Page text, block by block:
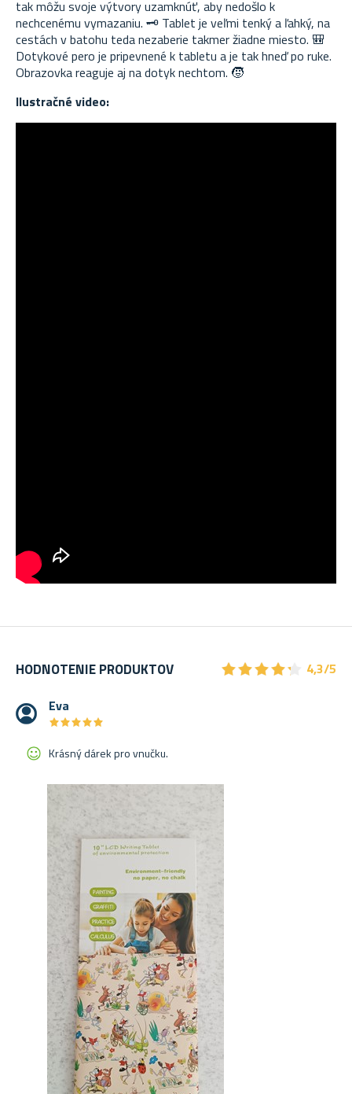
tak môžu svoje výtvory uzamknúť, aby nedošlo k
nechcenému vymazaniu. 🗝️ Tablet je veľmi tenký a ľahký, na
cestách v batohu teda nezaberie takmer žiadne miesto. 🎒
Dotykové pero je pripevnené k tabletu a je tak hneď po ruke.
Obrazovka reaguje aj na dotyk nechtom. 🧒
Ilustračné video:
HODNOTENIE PRODUKTOV ★★★★★
★★★★★
4,3/5
Eva
★★★★★
★★★★★
Krásný dárek pro vnučku.